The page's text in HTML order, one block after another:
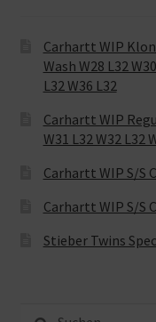
Carhartt WIP
Wash W28 L32
L32 W36 L32
Carhartt WIP
W31 L32 W32 L32
Carhartt WIP S/S
Carhartt WIP S/S
Stieber Twins